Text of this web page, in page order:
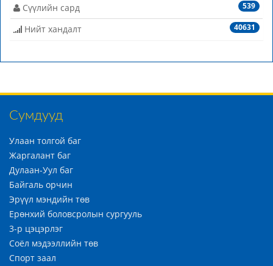
539
Сүүлийн сард
40631
Нийт хандалт
Сумдууд
Улаан толгой баг
Жаргалант баг
Дулаан-Уул баг
Байгаль орчин
Эрүүл мэндийн төв
Ерөнхий боловсролын сургууль
3-р цэцэрлэг
Соёл мэдээллийн төв
Спорт заал